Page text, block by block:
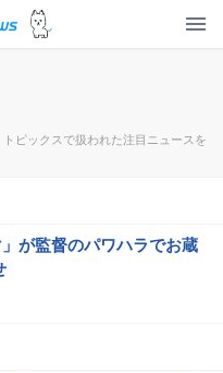
ピックスで扱われた注目ニュースを
が監督のパワハラでお蔵